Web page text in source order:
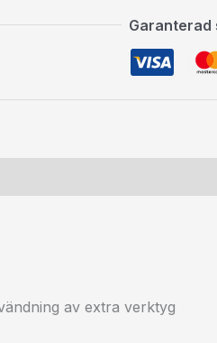
Garanterad
av extra verktyg